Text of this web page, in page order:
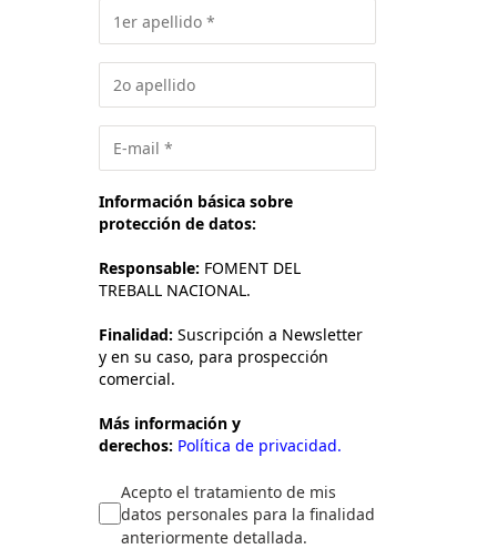
Información básica sobre
protección de datos:
Responsable: FOMENT DEL
TREBALL NACIONAL.
Finalidad: Suscripción a Newsletter
y en su caso, para prospección
comercial.
Más información y
derechos: Política de privacidad.
Acepto el tratamiento de mis
datos personales para la finalidad
anteriormente detallada.